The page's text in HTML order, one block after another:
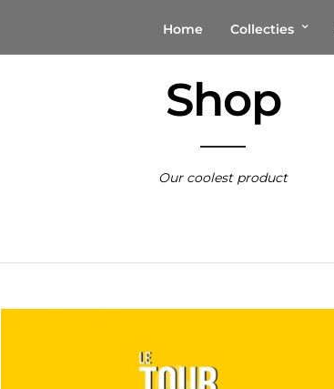
Home Collecties
Shop
Our coolest product